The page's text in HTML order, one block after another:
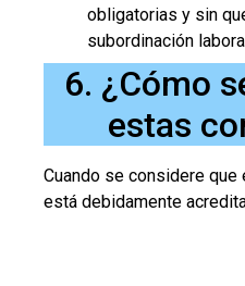
obligatorias y sin
subordinación
6. ¿Cómo
estas
Cuando se considere
está debidamente